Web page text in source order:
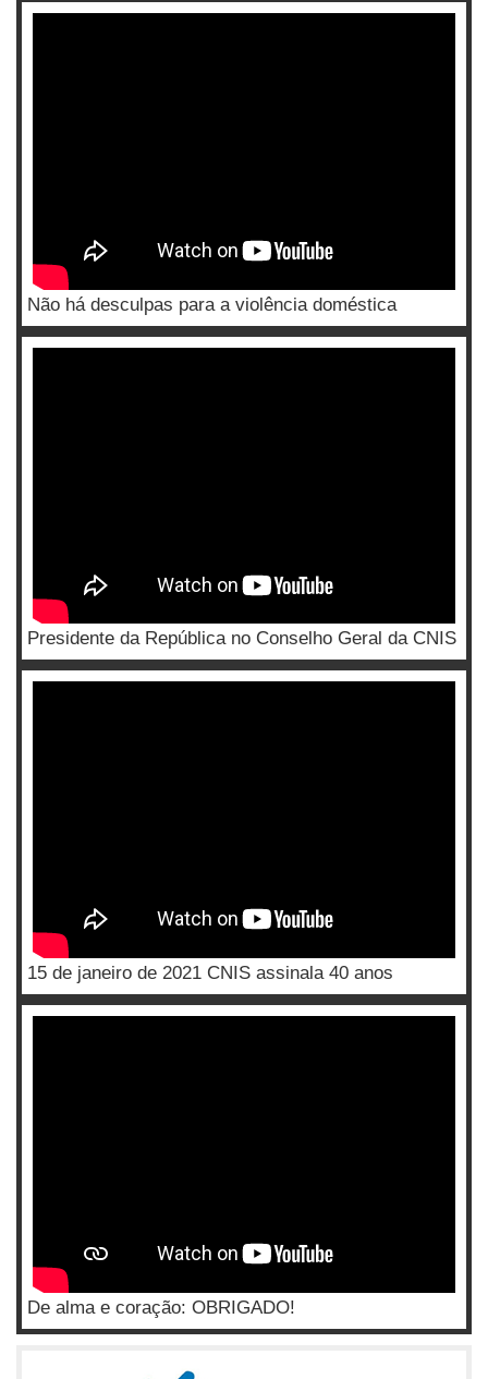
Não há desculpas para a violência doméstica
Presidente da República no Conselho Geral da CNIS
15 de janeiro de 2021 CNIS assinala 40 anos
De alma e coração: OBRIGADO!